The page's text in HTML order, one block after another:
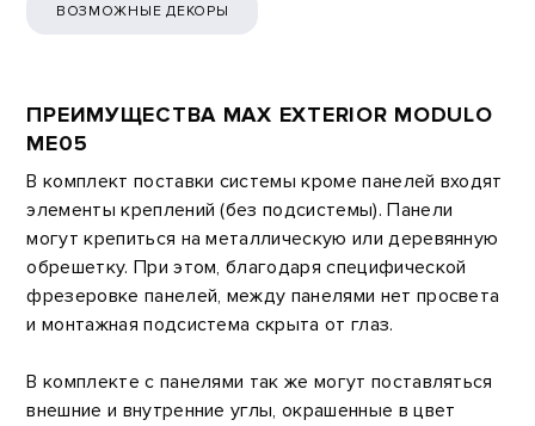
ВОЗМОЖНЫЕ ДЕКОРЫ
ПРЕИМУЩЕСТВА MAX EXTERIOR MODULO
ME05
В комплект поставки системы кроме панелей входят
элементы креплений (без подсистемы). Панели
могут крепиться на металлическую или деревянную
обрешетку. При этом, благодаря специфической
фрезеровке панелей, между панелями нет просвета
и монтажная подсистема скрыта от глаз.
В комплекте с панелями так же могут поставляться
внешние и внутренние углы, окрашенные в цвет